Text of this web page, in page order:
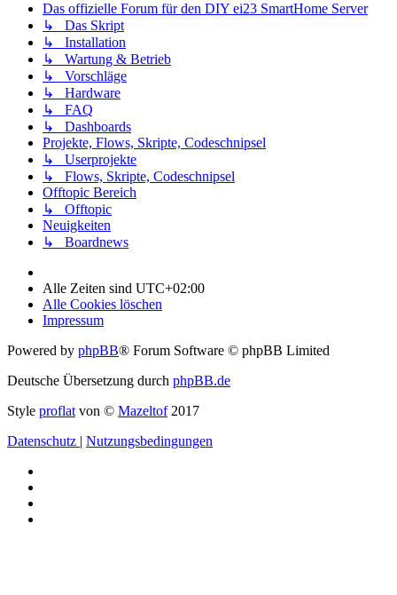
Das offizielle Forum für den DIY ei23 SmartHome Server
↳ Das Skript
↳ Installation
↳ Wartung & Betrieb
↳ Vorschläge
↳ Hardware
↳ FAQ
↳ Dashboards
Projekte, Flows, Skripte, Codeschnipsel
↳ Userprojekte
↳ Flows, Skripte, Codeschnipsel
Offtopic Bereich
↳ Offtopic
Neuigkeiten
↳ Boardnews
Alle Zeiten sind UTC+02:00
Alle Cookies löschen
Impressum
Powered by phpBB® Forum Software © phpBB Limited
Deutsche Übersetzung durch phpBB.de
Style proflat von © Mazeltof2017
Datenschutz | Nutzungsbedingungen